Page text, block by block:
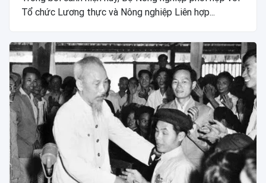
Tổ chức Lương thực và Nông nghiệp Liên hợp...